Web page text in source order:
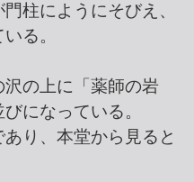
柱にようにそびえ、
る。
の上に「薬師の岩
になっている。
り、本堂から見ると